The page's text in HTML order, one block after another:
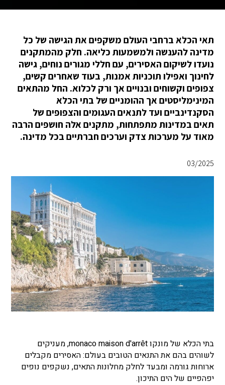
תאי הכלא ברחבי העולם משקפים את הגישה של כל
מדינה להענשה ולמשמעות כליאה. חלק מהמתקנים
נועדו לשיקום האסירים, עם חללי מגורים נוחים, גישה
לחינוך ואפילו תוכניות אמנות, בעוד שאחרים קשים,
צפופים וקשוחים ובנויים אך ורק לכלוא. החל מהתאים
המינימליסטים אך ההומניים של בתי הכלא
הסקנדינביים ועד לתנאים העגומים והצפופים של
תאים במדינות מתפתחות, מתקנים אלה חושפים הרבה
מאוד על מערכות צדק וערכים חברתיים בכל מדינה.
03/2025
בתי הכלא של מונקו monaco maison d'arrêt, מעניקים
לשוהים בהם את התנאים הטובים בעולם: האסירים מקבלים
ארוחות גורמה ומבעד לחלק מחלונות התאים, נשקפים נופים
יפהפיים של הים התיכון.